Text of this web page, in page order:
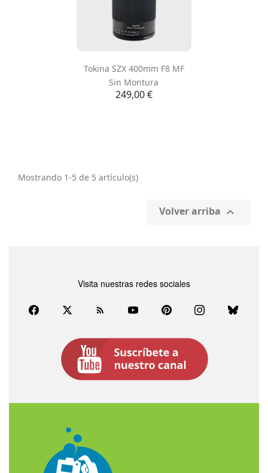
Tokina SZX 400mm F8 MF
Sin Montura
Precio
249,00 €
Mostrando 1-5 de 5 artículo(s)
Volver arriba 
Visita nuestras redes sociales
FacebookTwitter Rss YouTubePinterestInstagramBluesky